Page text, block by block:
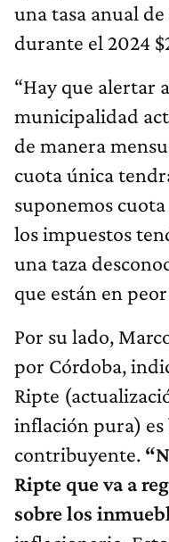
una tasa anual de
durante el 2024
“Hay que alertar
municipalidad
de manera
cuota única
suponemos cuota
los impuestos
una taza
que están en
Por su lado,
por Córdoba,
Ripte
inflación pura) es
contribuyente.
Ripte que va a
sobre los